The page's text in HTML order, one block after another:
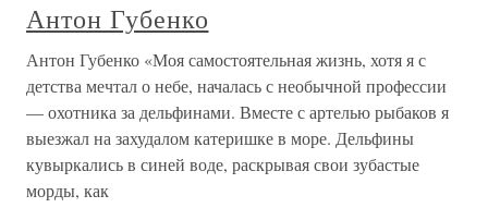
Антон Губенко
Антон Губенко «Моя самостоятельная жизнь, хотя я с
детства мечтал о небе, началась с необычной профессии
— охотника за дельфинами. Вместе с артелью рыбаков я
выезжал на захудалом катеришке в море. Дельфины
кувыркались в синей воде, раскрывая свои зубастые
морды, как